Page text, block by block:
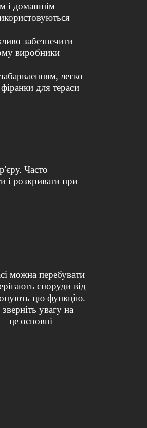
і домашнім
забезпечити
виробники
легко
для тераси
Часто
і розкривати при
можна перебувати
споруди від
цю функцію.
увагу на
це основні